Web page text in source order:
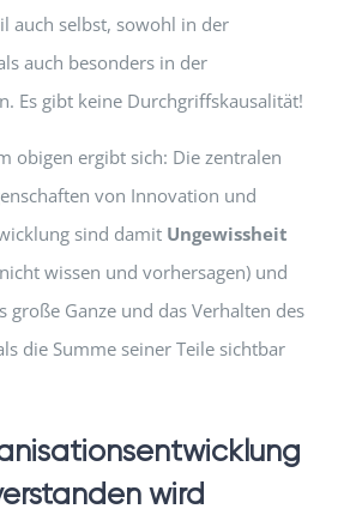
auch selbst, sowohl in der
auch besonders in der
Es gibt keine Durchgriffskausalität!
obigen ergibt sich: Die zentralen
von Innovation und
sind damit Ungewissheit
wissen und vorhersagen) und
große Ganze und das Verhalten des
die Summe seiner Teile sichtbar
wird